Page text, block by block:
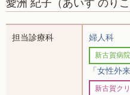
愛洲 紀子 （あいす のりこ
担当診療科 婦人科
新古賀病院
「女性外
新古賀ク